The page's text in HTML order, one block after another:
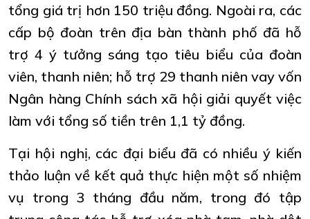
tổng giá trị hơn 150 triệu đồng. Ngoài ra, các
cấp bộ đoàn trên địa bàn thành phố đã hỗ
trợ 4 ý tưởng sáng tạo tiêu biểu của đoàn
viên, thanh niên; hỗ trợ 29 thanh niên vay vốn
Ngân hàng Chính sách xã hội giải quyết việc
làm với tổng số tiền trên 1,1 tỷ đồng.
Tại hội nghị, các đại biểu đã có nhiều ý kiến
thảo luận về kết quả thực hiện một số nhiệm
vụ trong 3 tháng đầu năm, trong đó tập